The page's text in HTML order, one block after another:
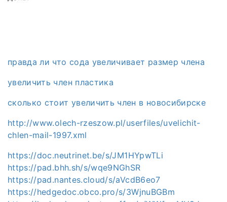
правда ли что сода увеличивает размер члена
увеличить член пластика
сколько стоит увеличить член в новосибирске
http://www.olech-rzeszow.pl/userfiles/uvelichit-
chlen-mail-1997.xml
https://doc.neutrinet.be/s/JM1HYpwTLi
https://pad.bhh.sh/s/wqe9NGhSR
https://pad.nantes.cloud/s/aVcdB6eo7
https://hedgedoc.obco.pro/s/3WjnuBGBm